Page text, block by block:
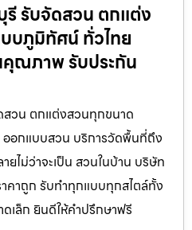
รับจัดสวน ตกแต่ง
บภูมิทัศน์ ทั่วไทย
คุณภาพ รับประกัน
วน ตกแต่งสวนทุกขนาด
อกแบบสวน บริการวัดพื้นที่ถึง
ยไม่ว่าจะเป็น สวนในบ้าน บริษัท
คาถูก รับทำทุกแบบทุกสไตล์ทั้ง
เล็ก ยินดีให้คำปรึกษาฟรี